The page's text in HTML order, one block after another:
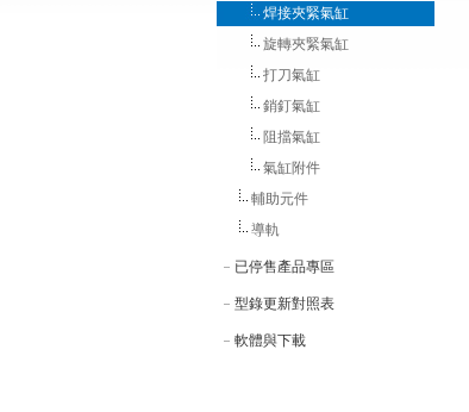
焊接夾緊氣缸
旋轉夾緊氣缸
打刀氣缸
銷釘氣缸
阻擋氣缸
氣缸附件
輔助元件
導軌
已停售產品專區
型錄更新對照表
軟體與下載